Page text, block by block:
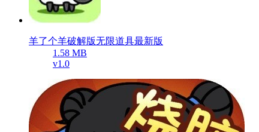
羊了个羊破解版无限道具最新版
1.58 MB
v1.0